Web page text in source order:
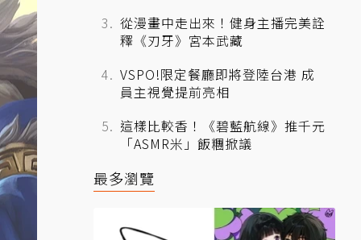
從漫畫中走出來！健身主播完美詮
釋《刃牙》宮本武藏
VSPO!限定餐廳即將登陸台港 成
員主視覺提前亮相
這樣比較香！《碧藍航線》推千元
「ASMR米」飯糰掀議
最多瀏覽